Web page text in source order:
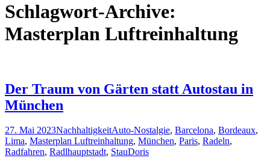
Schlagwort-Archive:
Masterplan Luftreinhaltung
Der Traum von Gärten statt Autostau in
München
27. Mai 2023NachhaltigkeitAuto-Nostalgie, Barcelona, Bordeaux,
Lima, Masterplan Luftreinhaltung, München, Paris, Radeln,
Radfahren, Radlhauptstadt, StauDoris